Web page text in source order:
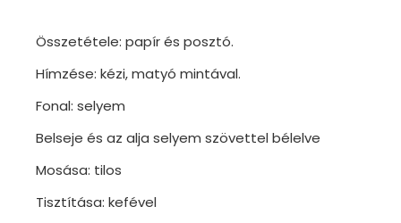
Összetétele: papír és posztó.
Hímzése: kézi, matyó mintával.
Fonal: selyem
Belseje és az alja selyem szövettel bélelve
Mosása: tilos
Tisztítása: kefével​